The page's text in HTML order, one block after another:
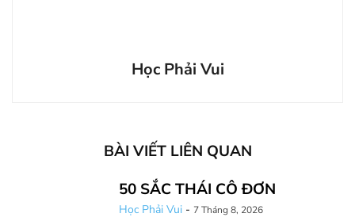
Học Phải Vui
BÀI VIẾT LIÊN QUAN
50 SẮC THÁI CÔ ĐƠN
Học Phải Vui - 7 Tháng 8, 2026